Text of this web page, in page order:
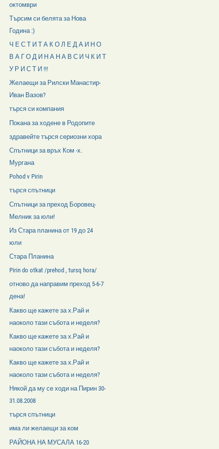
октомври
Търсим си белята за Нова
Година :)
Ч Е С Т И Т А К О Л Е Д А И Н О
В А Г О Д И Н А Н А В С И Ч К И Т
У Р И С Т И !!!
Желаещи за Рилски Манастир-
Иван Вазов?
търся си компания
Покана за ходене в Родопите
здравейте търся сериозни хора
Спътници за връх Ком -х.
Мургана
Pohod v Pirin
търся спътници
Спътници за преход Боровец-
Мелник за юли!
Из Стара планина от 19 до 24
юли
Стара Планина
Pirin do otkat /prehod , tursq hora/
отново да направим преход 5-6-7
дена!
Какво ще кажете за х.Рай и
наоколо тази събота и неделя?
Какво ще кажете за х.Рай и
наоколо тази събота и неделя?
Какво ще кажете за х.Рай и
наоколо тази събота и неделя?
Някой да му се ходи на Пирин 30-
31.08.2008
търся спътници
има ли желаещи за ком
РАЙОНА НА МУСАЛА 16-20